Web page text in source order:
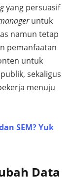
yang persuasif
untuk
namun tetap
pemanfaatan
untuk
sekaligus
menuju
SEM? Yuk
Data